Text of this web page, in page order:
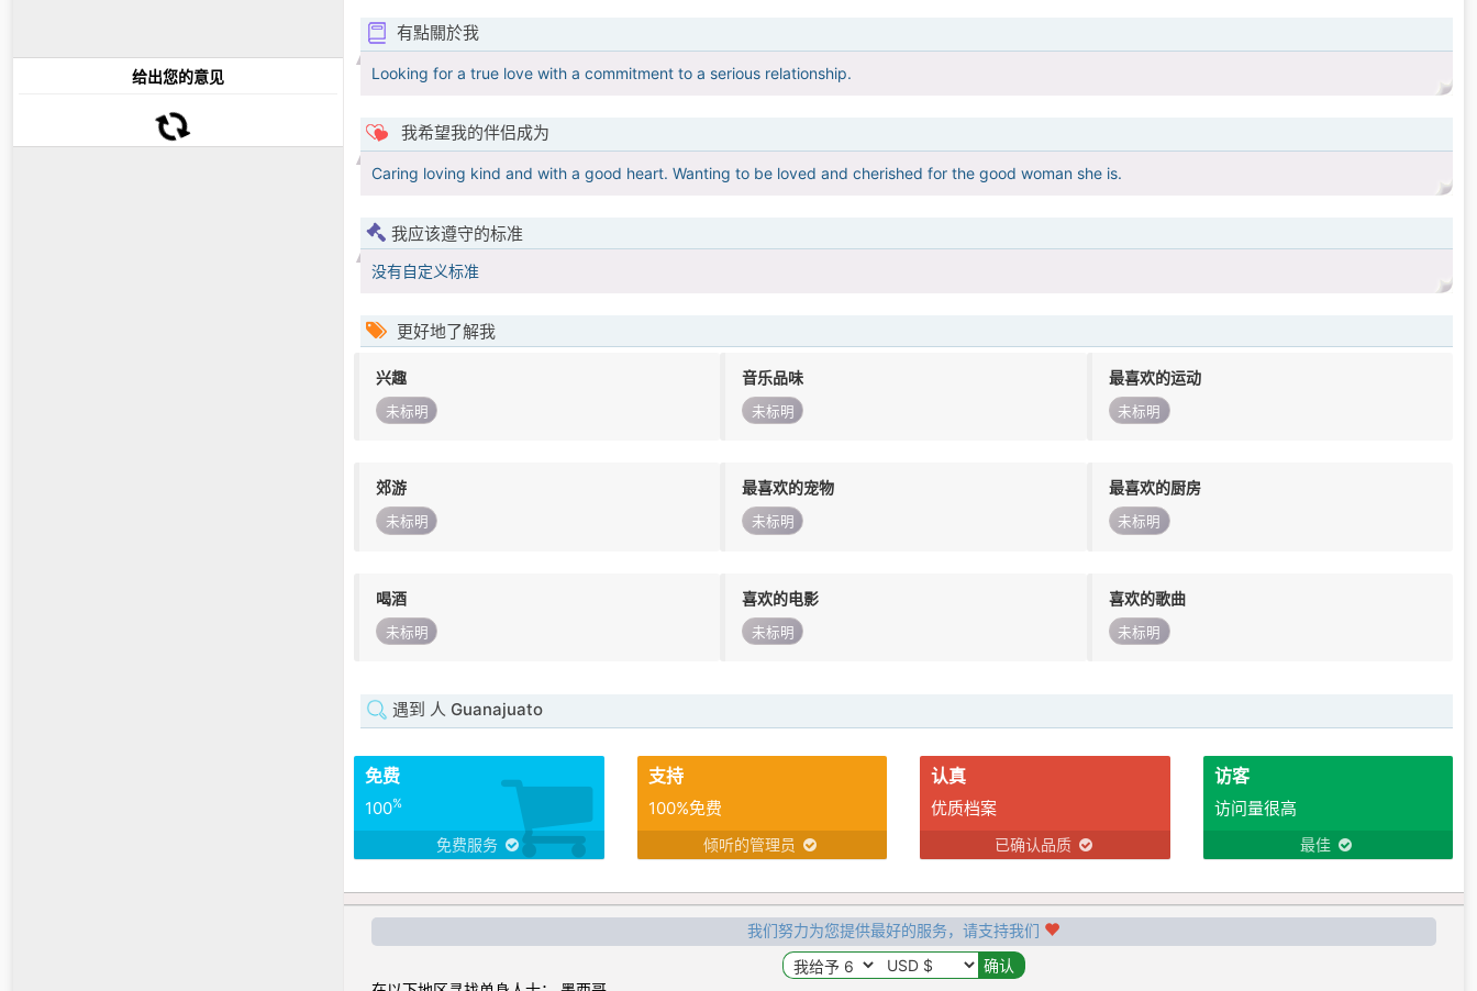
给出您的意见
有點關於我
Looking for a true love with a commitment to a serious relationship.
我希望我的伴侣成为
Caring loving kind and with a good heart. Wanting to be loved and cherished for the good woman she is.
我应该遵守的标准
没有自定义标准
更好地了解我
兴趣
未标明
音乐品味
未标明
最喜欢的运动
未标明
郊游
未标明
最喜欢的宠物
未标明
最喜欢的厨房
未标明
喝酒
未标明
喜欢的电影
未标明
喜欢的歌曲
未标明
遇到 人 Guanajuato
免费
100%
免费服务
支持
100%免费
倾听的管理员
认真
优质档案
已确认品质
访客
访问量很高
最佳
我们努力为您提供最好的服务，请支持我们